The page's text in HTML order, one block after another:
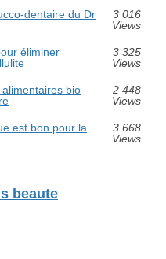
dentaire du Dr
3 016
Views
éliminer
3 325
Views
bio
2 448
Views
est bon pour la
3 668
Views
beaute